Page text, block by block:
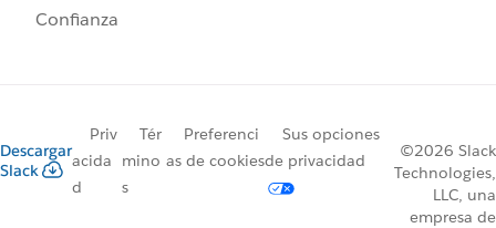
Confianza
Descargar
Slack
Priv
acida
d
Tér
mino
s
Preferenci
as de cookies
Sus opciones
de privacidad
©2026 Slack
Technologies,
LLC, una
empresa de